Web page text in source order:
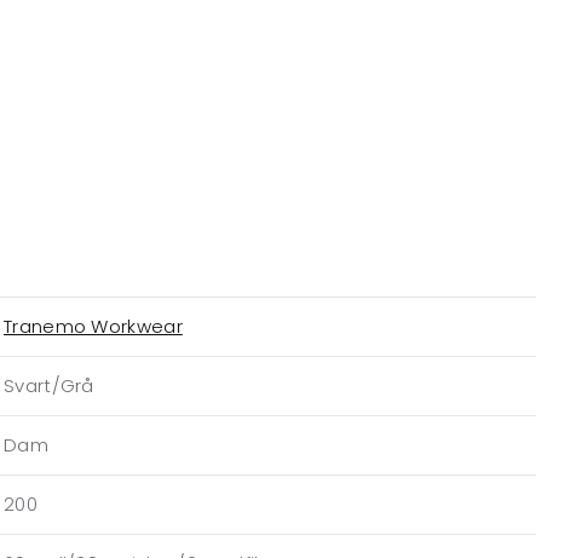
Tranemo Workwear
Svart/Grå
Dam
200